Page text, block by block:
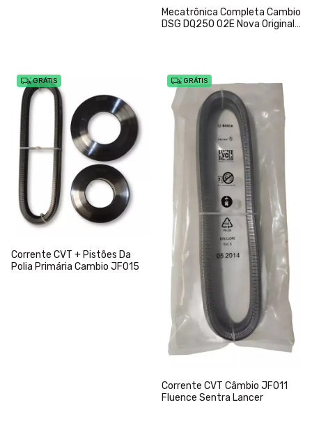
Mecatrônica Completa Cambio
DSG DQ250 02E Nova Original
GRÁTIS
Corrente CVT + Pistões Da
Polia Primária Cambio JF015
GRÁTIS
Corrente CVT Câmbio JF011
Fluence Sentra Lancer